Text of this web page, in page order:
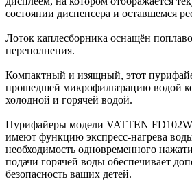
состоянии диспенсера и оставшемся
Лоток каплесборника оснащён
переполнения.
Компактный и изящный, этот
прошедшей микрофильтрацию водой
холодной и горячей водой.
Пурифайеры модели VATTEN
имеют функцию экспресс-нагрева
необходимость одновременного
подачи горячей воды обеспечивает
безопасность ваших детей.